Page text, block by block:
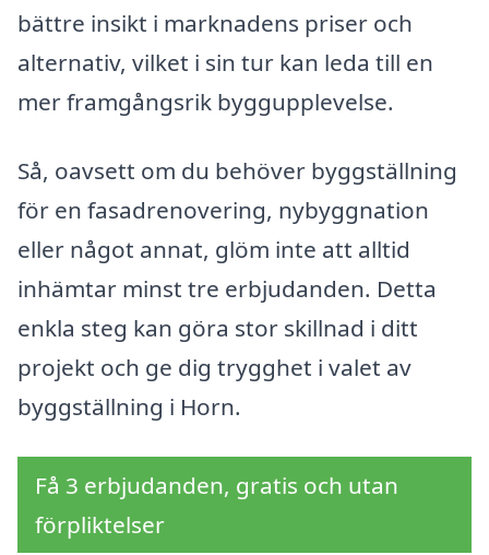
bättre insikt i marknadens priser och
alternativ, vilket i sin tur kan leda till en
mer framgångsrik byggupplevelse.
Så, oavsett om du behöver byggställning
för en fasadrenovering, nybyggnation
eller något annat, glöm inte att alltid
inhämtar minst tre erbjudanden. Detta
enkla steg kan göra stor skillnad i ditt
projekt och ge dig trygghet i valet av
byggställning i Horn.
Få 3 erbjudanden, gratis och utan
förpliktelser